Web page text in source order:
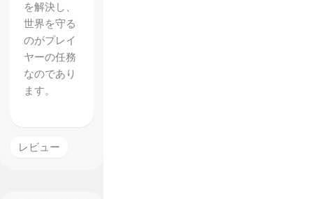
を解決し、
世界を守る
のがプレイ
ヤーの任務
なのであり
ます。
レビュー
【アス